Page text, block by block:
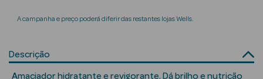
A campanha e preço poderá diferir das restantes lojas Wells.
Descrição
Amaciador hidratante e revigorante. Dá brilho e nutrição